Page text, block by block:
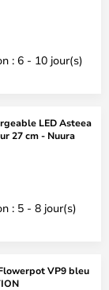
: 6 - 10 jour(s)
LED Asteea
27 cm - Nuura
: 5 - 8 jour(s)
VP9 bleu